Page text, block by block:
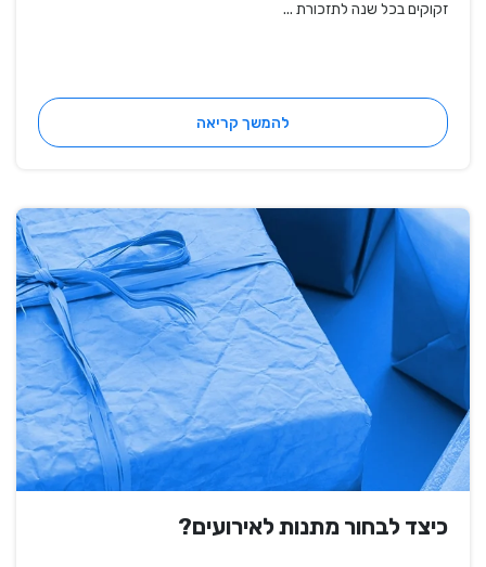
זקוקים בכל שנה לתזכורת ...
להמשך קריאה
כיצד לבחור מתנות לאירועים?